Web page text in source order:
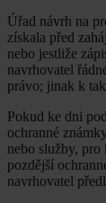
Úřad návrh na
získala před
nebo jestliže
navrhovatel
právo; jinak k
Pokud ke dni
ochranné
nebo služby,
pozdější
navrhovatel